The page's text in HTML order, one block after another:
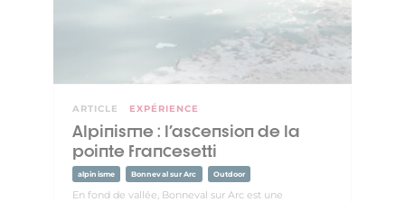
ARTICLE EXPÉRIENCE
Alpinisme : l'ascension de la
pointe francesetti
alpinisme Bonneval sur Arc Outdoor
En fond de vallée, Bonneval sur Arc est une